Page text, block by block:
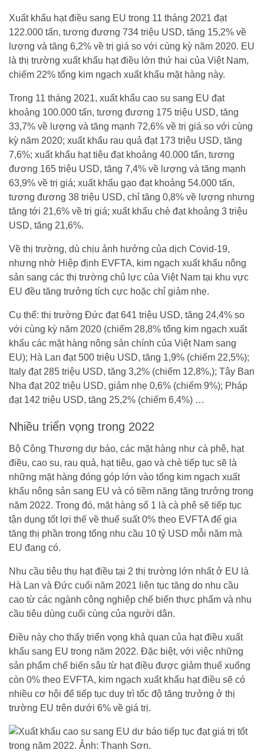
Xuất khẩu hạt điều sang EU trong 11 tháng 2021 đạt
122.000 tấn, tương đương 734 triệu USD, tăng 15,2% về
lượng và tăng 6,2% về trị giá so với cùng kỳ năm 2020. EU
là thị trường xuất khẩu hạt điều lớn thứ hai của Việt Nam,
chiếm 22% tổng kim ngạch xuất khẩu mặt hàng này.
Trong 11 tháng 2021, xuất khẩu cao su sang EU đạt
khoảng 100.000 tấn, tương đương 175 triệu USD, tăng
33,7% về lượng và tăng mạnh 72,6% về trị giá so với cùng
kỳ năm 2020; xuất khẩu rau quả đạt 173 triệu USD, tăng
7,6%; xuất khẩu hạt tiêu đạt khoảng 40.000 tấn, tương
đương 165 triệu USD, tăng 7,4% về lượng và tăng mạnh
63,9% về trị giá; xuất khẩu gạo đạt khoảng 54.000 tấn,
tương đương 38 triệu USD, chỉ tăng 0,8% về lượng nhưng
tăng tới 21,6% về trị giá; xuất khẩu chè đạt khoảng 3 triệu
USD, tăng 21,6%.
Về thị trường, dù chịu ảnh hưởng của dịch Covid-19,
nhưng nhờ Hiệp định EVFTA, kim ngạch xuất khẩu nông
sản sang các thị trường chủ lực của Việt Nam tại khu vực
EU đều tăng trưởng tích cực hoặc chỉ giảm nhẹ.
Cụ thể: thị trường Đức đạt 641 triệu USD, tăng 24,4% so
với cùng kỳ năm 2020 (chiếm 28,8% tổng kim ngạch xuất
khẩu các mặt hàng nông sản chính của Việt Nam sang
EU); Hà Lan đạt 500 triệu USD, tăng 1,9% (chiếm 22,5%);
Italy đạt 285 triệu USD, tăng 3,2% (chiếm 12,8%,); Tây Ban
Nha đạt 202 triệu USD, giảm nhẹ 0,6% (chiếm 9%); Pháp
đạt 142 triệu USD, tăng 25,2% (chiếm 6,4%) …
Nhiều triển vọng trong 2022
Bộ Công Thương dự báo, các mặt hàng như cà phê, hạt
điều, cao su, rau quả, hạt tiêu, gạo và chè tiếp tục sẽ là
những mặt hàng đóng góp lớn vào tổng kim ngạch xuất
khẩu nông sản sang EU và có tiềm năng tăng trưởng trong
năm 2022. Trong đó, mặt hàng số 1 là cà phê sẽ tiếp tục
tận dụng tốt lợi thế về thuế suất 0% theo EVFTA để gia
tăng thị phần trong tổng nhu cầu 10 tỷ USD mỗi năm mà
EU đang có.
Nhu cầu tiêu thụ hạt điều tại 2 thị trường lớn nhất ở EU là
Hà Lan và Đức cuối năm 2021 liên tục tăng do nhu cầu
cao từ các ngành công nghiệp chế biến thực phẩm và nhu
cầu tiêu dùng cuối cùng của người dân.
Điều này cho thấy triển vọng khả quan của hạt điều xuất
khẩu sang EU trong năm 2022. Đặc biệt, với việc những
sản phẩm chế biến sâu từ hạt điều được giảm thuế xuống
còn 0% theo EVFTA, kim ngạch xuất khẩu hạt điều sẽ có
nhiều cơ hội để tiếp tục duy trì tốc độ tăng trưởng ở thị
trường EU trên dưới 6% về giá trị.